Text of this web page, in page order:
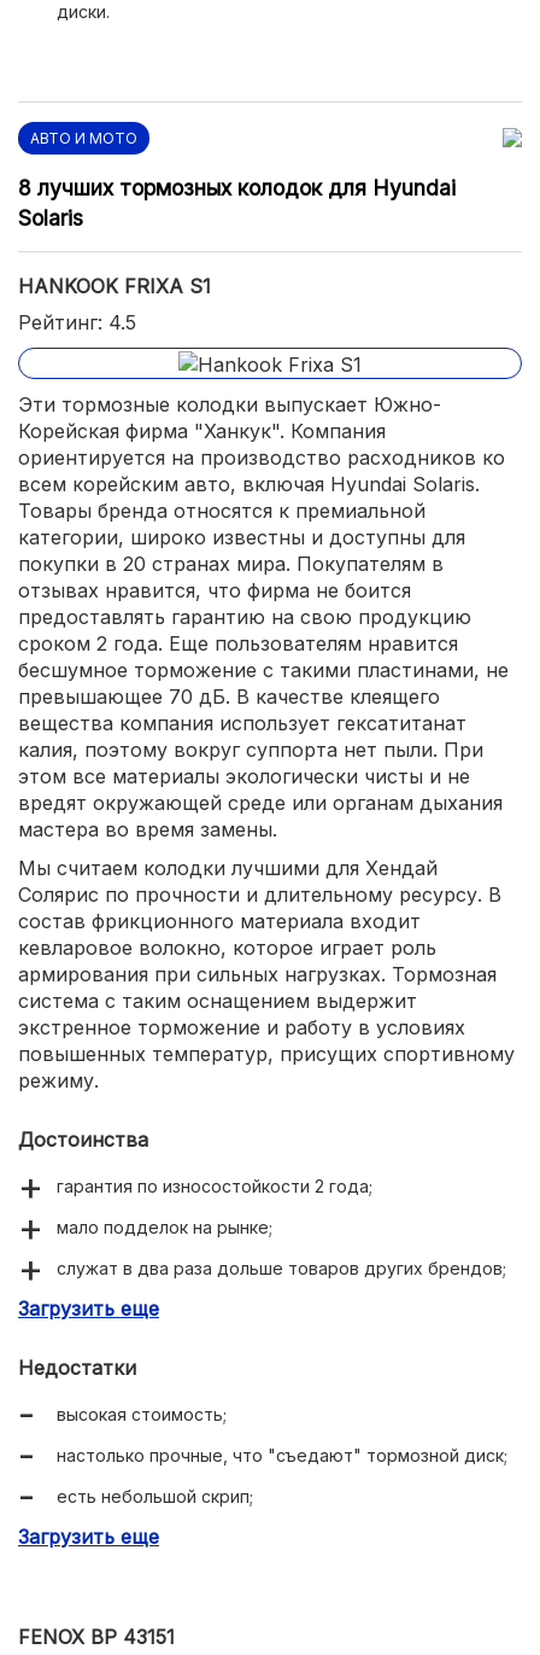
диски.
АВТО И МОТО
8 лучших тормозных колодок для Hyundai
Solaris
HANKOOK FRIXA S1
Рейтинг: 4.5
Эти тормозные колодки выпускает Южно-
Корейская фирма "Ханкук". Компания
ориентируется на производство расходников ко
всем корейским авто, включая Hyundai Solaris.
Товары бренда относятся к премиальной
категории, широко известны и доступны для
покупки в 20 странах мира. Покупателям в
отзывах нравится, что фирма не боится
предоставлять гарантию на свою продукцию
сроком 2 года. Еще пользователям нравится
бесшумное торможение с такими пластинами, не
превышающее 70 дБ. В качестве клеящего
вещества компания использует гексатитанат
калия, поэтому вокруг суппорта нет пыли. При
этом все материалы экологически чисты и не
вредят окружающей среде или органам дыхания
мастера во время замены.
Мы считаем колодки лучшими для Хендай
Солярис по прочности и длительному ресурсу. В
состав фрикционного материала входит
кевларовое волокно, которое играет роль
армирования при сильных нагрузках. Тормозная
система с таким оснащением выдержит
экстренное торможение и работу в условиях
повышенных температур, присущих спортивному
режиму.
Достоинства
гарантия по износостойкости 2 года;
мало подделок на рынке;
служат в два раза дольше товаров других брендов;
повышенный коэффициент трения 0.6 u.
Загрузить еще
Недостатки
высокая стоимость;
настолько прочные, что "съедают" тормозной диск;
есть небольшой скрип;
пока колеса холодные, качество торможения хуже.
Загрузить еще
FENOX BP 43151